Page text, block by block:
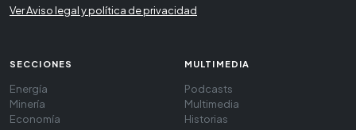
Ver Aviso legal y política de privacidad
SECCIONES
Energía
Minería
Economía
MULTIMEDIA
Podcasts
Multimedia
Historias